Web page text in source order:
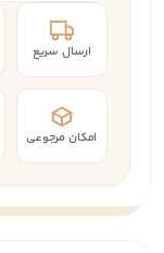
ارسال سریع
امکان مرجوعی